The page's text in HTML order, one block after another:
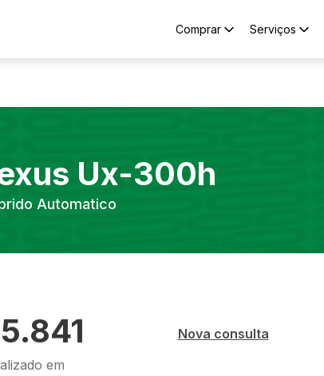
Comprar Serviços
Ux-300h
Automatico
em
Nova consulta